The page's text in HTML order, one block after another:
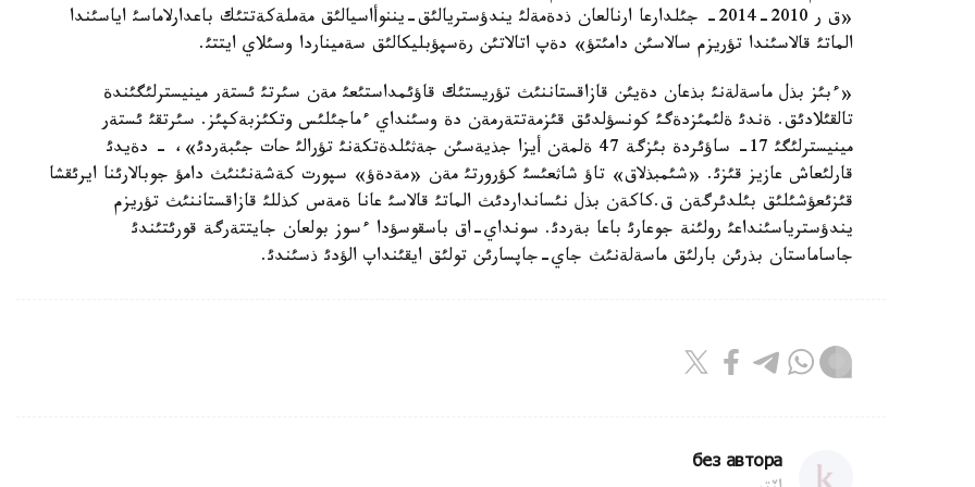
«ق ر 2010-2014- جئلدارعا ارنالعان ذدةمةلئ يندؤستريالئق-يننوأاسيالئق مةملةكةتتئك باعدارلاماسئ اياسئندا
الماتئ قالاسئندا تؤريزم سالاسئن دامئتؤ» دةپ اتالاتئن رةسپؤبليكالئق سةميناردا وسئلاي ايتتئ.
«ءبئز بذل ماسةلةنئ بذعان دةيئن قازاقستاننئث تؤريستئك قاؤئمداستئعئ مةن سئرتئ ئستةر مينيسترلئگئندة
تالقئلادئق. ةندئ ةلئمئزدةگئ كونسؤلدئق قئزمةتتةرمةن دة وسئنداي ءماجئلئس وتكئزبةكپئز. سئرتقئ ئستةر
مينيسترلئگئ 17- ساؤئردة بئزگة 47 ةلمةن أيزا جذيةسئن جةثئلدةتكةنئ تؤرالئ حات جئبةردئ»، - دةيدئ
قارلئعاش عازيز قئزئ. «شئمبذلاق» تاؤ شاثعئسئ كؤرورتئ مةن «مةدةؤ» سپورت كةشةنئنئث دامؤ جوبالارئنا ايرئقشا
قئزئعؤشئلئق بئلدئرگةن ق.كاكةن بذل نئسانداردئث الماتئ قالاسئ عانا ةمةس كذللئ قازاقستاننئث تؤريزم
يندؤسترياسئنداعئ رولئنة جوعارئ باعا بةردئ. سونداي-اق باسقوسؤدا ءسوز بولعان جايتتةرگة قورئتئندئ
جاساماستان بذرئن بارلئق ماسةلةنئث جاي-جاپسارئن تولئق ايقئنداپ الؤدئ ذسئندئ.
без автора